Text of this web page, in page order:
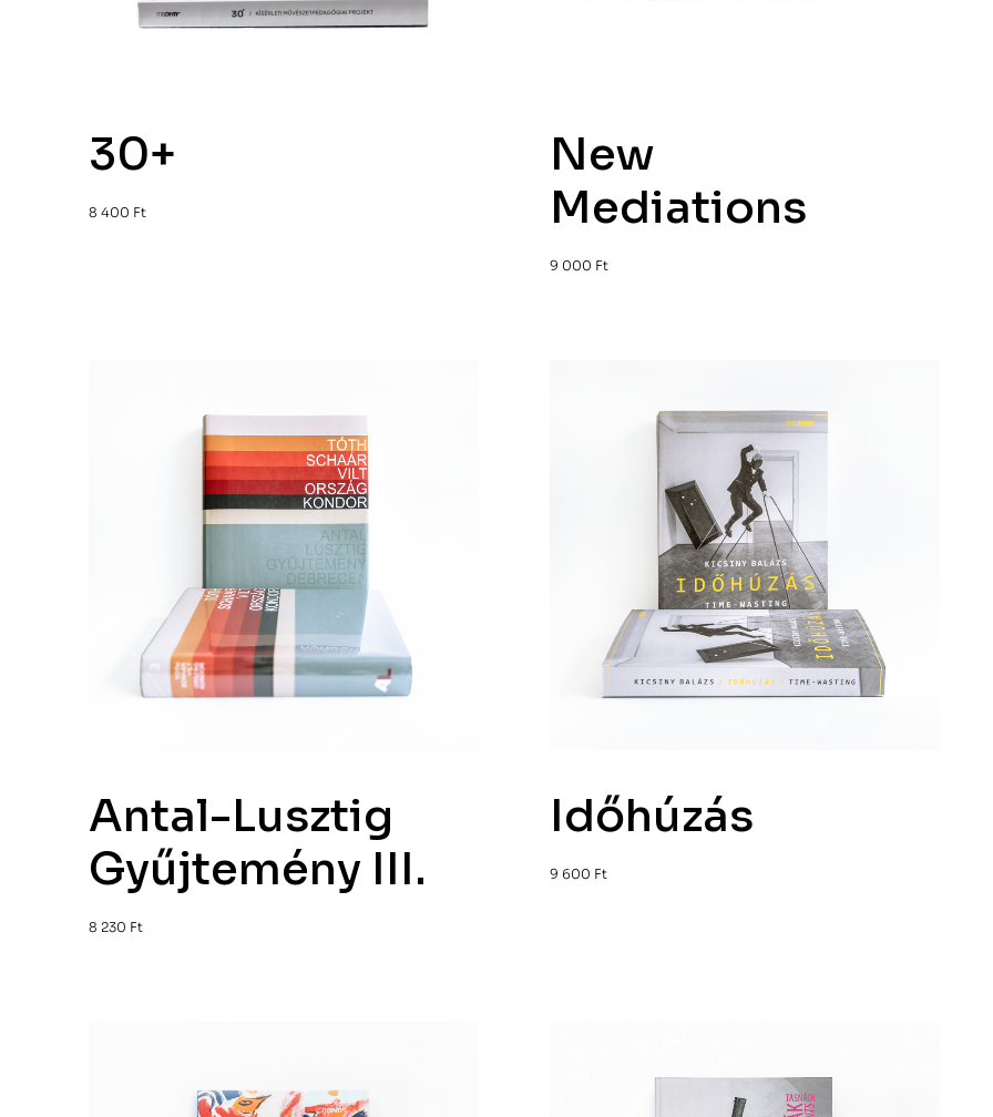
30+
8 400 Ft
New
Mediations
9 000 Ft
Antal-Lusztig
Gyűjtemény III.
8 230 Ft
Időhúzás
9 600 Ft